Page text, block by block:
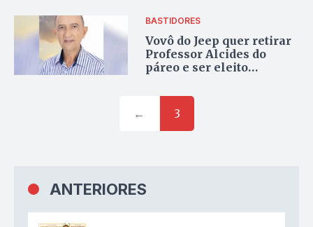
BASTIDORES
Vovô do Jeep quer retirar
Professor Alcides do
páreo e ser eleito
PSDB
←
3
ANTERIORES